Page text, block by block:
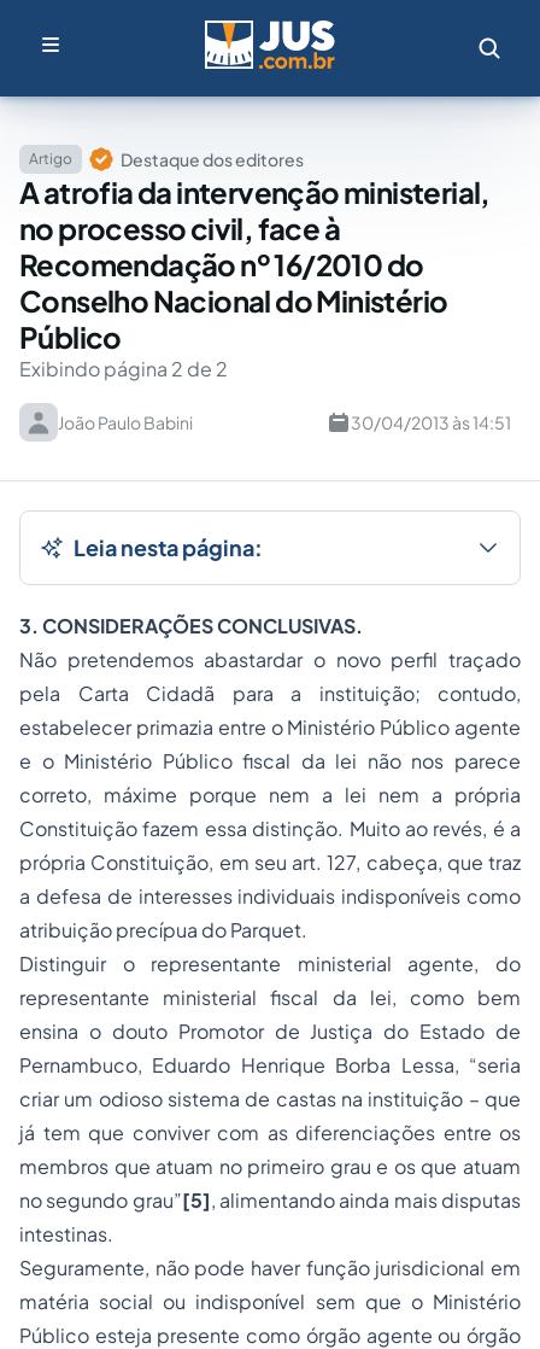
Artigo Destaque dos editores
A atrofia da intervenção ministerial,
no processo civil, face à
Recomendação nº 16/2010 do
Conselho Nacional do Ministério
Público
Exibindo página 2 de 2
João Paulo Babini 30/04/2013 às 14:51
Leia nesta página:
3. CONSIDERAÇÕES CONCLUSIVAS.
Não pretendemos abastardar o novo perfil traçado
pela Carta Cidadã para a instituição; contudo,
estabelecer primazia entre o Ministério Público agente
e o Ministério Público fiscal da lei não nos parece
correto, máxime porque nem a lei nem a própria
Constituição fazem essa distinção. Muito ao revés, é a
própria Constituição, em seu art. 127, cabeça, que traz
a defesa de interesses individuais indisponíveis como
atribuição precípua do Parquet.
Distinguir o representante ministerial agente, do
representante ministerial fiscal da lei, como bem
ensina o douto Promotor de Justiça do Estado de
Pernambuco, Eduardo Henrique Borba Lessa, “seria
criar um odioso sistema de castas na instituição – que
já tem que conviver com as diferenciações entre os
membros que atuam no primeiro grau e os que atuam
no segundo grau”[5], alimentando ainda mais disputas
intestinas.
Seguramente, não pode haver função jurisdicional em
matéria social ou indisponível sem que o Ministério
Público esteja presente como órgão agente ou órgão